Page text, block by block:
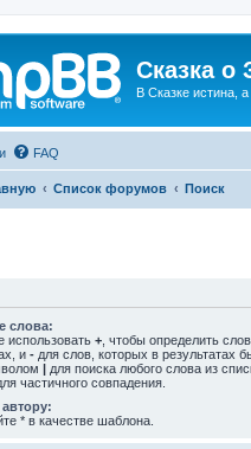
Сказка о
В Сказке истина, а
FAQ
Список форумов Поиск
слова:
использовать + , чтобы определить
и - для слов, которых в результатах
| для поиска любого слова из
частичного совпадения.
* в качестве шаблона.